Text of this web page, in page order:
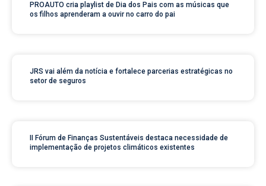
PROAUTO cria playlist de Dia dos Pais com as músicas que
os filhos aprenderam a ouvir no carro do pai
JRS vai além da notícia e fortalece parcerias estratégicas no
setor de seguros
II Fórum de Finanças Sustentáveis destaca necessidade de
implementação de projetos climáticos existentes